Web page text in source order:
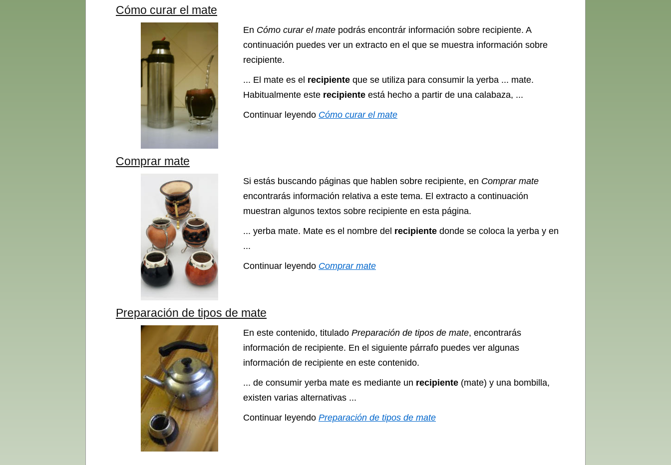
Cómo curar el mate
En Cómo curar el mate podrás encontrár información sobre recipiente. A
continuación puedes ver un extracto en el que se muestra información sobre
recipiente.
... El mate es el recipiente que se utiliza para consumir la yerba ... mate.
Habitualmente este recipiente está hecho a partir de una calabaza, ...
Continuar leyendo Cómo curar el mate
Comprar mate
Si estás buscando páginas que hablen sobre recipiente, en Comprar mate
encontrarás información relativa a este tema. El extracto a continuación
muestran algunos textos sobre recipiente en esta página.
... yerba mate. Mate es el nombre del recipiente donde se coloca la yerba y en
...
Continuar leyendo Comprar mate
Preparación de tipos de mate
En este contenido, titulado Preparación de tipos de mate, encontrarás
información de recipiente. En el siguiente párrafo puedes ver algunas
información de recipiente en este contenido.
... de consumir yerba mate es mediante un recipiente (mate) y una bombilla,
existen varias alternativas ...
Continuar leyendo Preparación de tipos de mate